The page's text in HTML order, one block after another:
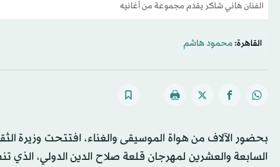
الفنان هاني شاكر يقدم مجموعة من أغانيه
القاهرة: محمود هاشم
بحضور الآلاف من هواة الموسيقى والغناء، افتتحت وزيرة
السابعة والعشرين لمهرجان قلعة صلاح الدين الدولي،